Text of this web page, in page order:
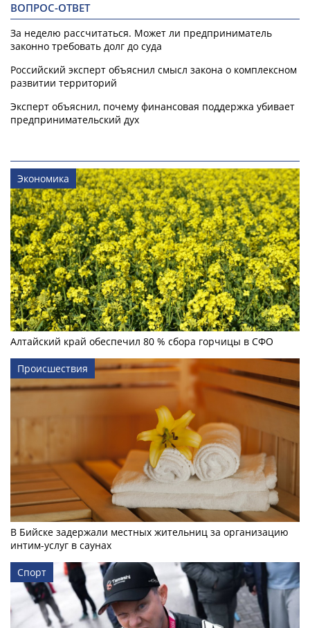
ВОПРОС-ОТВЕТ
За неделю рассчитаться. Может ли предприниматель
законно требовать долг до суда
Российский эксперт объяснил смысл закона о комплексном
развитии территорий
Эксперт объяснил, почему финансовая поддержка убивает
предпринимательский дух
Экономика
Алтайский край обеспечил 80 % сбора горчицы в СФО
Происшествия
В Бийске задержали местных жительниц за организацию
интим-услуг в саунах
Спорт